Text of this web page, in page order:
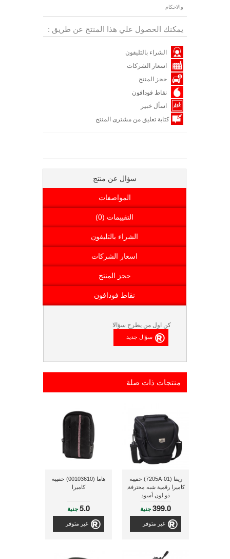
والاحكام
يمكنك الحصول علي هذا المنتج عن طريق :
الشراء بالتليفون
اسعار الشركات
حجز المنتج
نقاط فودافون
اسأل خبير
كتابة تعليق من مشترى المنتج
سؤال عن منتج
المواصفات
التقييمات (0)
الشراء بالتليفون
اسعار الشركات
حجز المنتج
نقاط فودافون
كن اول من يطرح سؤالا
منتجات ذات صلة
ريفا (7205A-01) حقيبة
كاميرا رقمية شبه محترفة,
ذو لون أسود
399.0جنية
غير متوفر
هاما (00103610) حقيبة
كاميرا
5.0جنية
غير متوفر